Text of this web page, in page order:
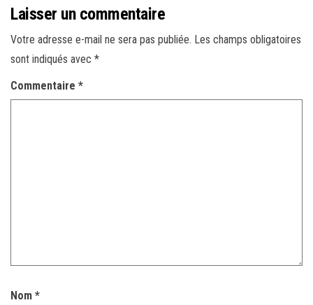
Laisser un commentaire
Votre adresse e-mail ne sera pas publiée. Les champs obligatoires
sont indiqués avec *
Commentaire *
Nom *